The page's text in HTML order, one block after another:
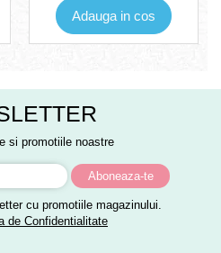
Adauga in cos
si promotiile noastre
cu promotiile magazinului.
de Confidentialitate